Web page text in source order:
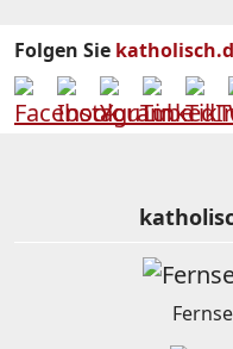
Folgen Sie